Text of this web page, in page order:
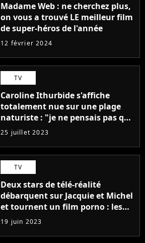
Madame Web : ne cherchez plus,
on vous a trouvé LE meilleur film
de super-héros de l'année
12 février 2024
TV
Caroline Ithurbide s'affiche
totalement nue sur une plage
naturiste : "je ne pensais pas que
j'arriverais à le faire..."
25 juillet 2023
TV
Deux stars de télé-réalité
débarquent sur Jacquie et Michel
et tournent un film porno : les
premières images du tournage
(exclu)
19 juin 2023